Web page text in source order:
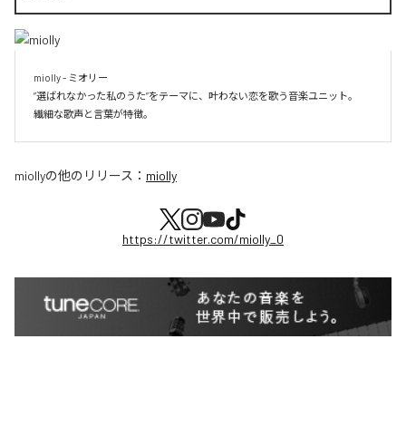
miolly - ミオリー
”選ばれなかった私のうた”をテーマに、叶わない恋を歌う音楽ユニット。
miollyの他のリリース： miolly
https://twitter.com/miolly_0